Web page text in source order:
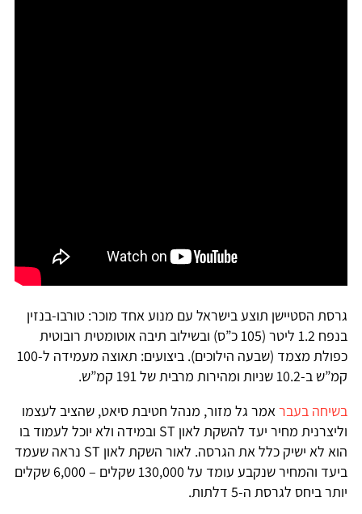
גרסת הסטיישן תוצע בישראל עם מנוע אחד מוכר: טורבו-בנזין
בנפח 1.2 ליטר (105 כ”ס) ובשילוב תיבה אוטומטית רובוטית
כפולת מצמד (שבעה הילוכים). ביצועים: תאוצה מעמידה ל-100
קמ”ש ב-10.2 שניות ומהירות מרבית של 191 קמ”ש.
בשיחה בעבר אמר גל מזור, מנהל חטיבת סיאט, שהציב לעצמו
וליצרנית מחיר יעד להשקת לאון ST ובמידה ולא יוכל לעמוד בו
הוא לא ישיק כלל את הגרסה. לאור השקת לאון ST נראה שעמד
ביעד והמחיר שנקבע עומד על 130,000 שקלים – 6,000 שקלים
יותר ביחס לגרסת ה-5 דלתות.